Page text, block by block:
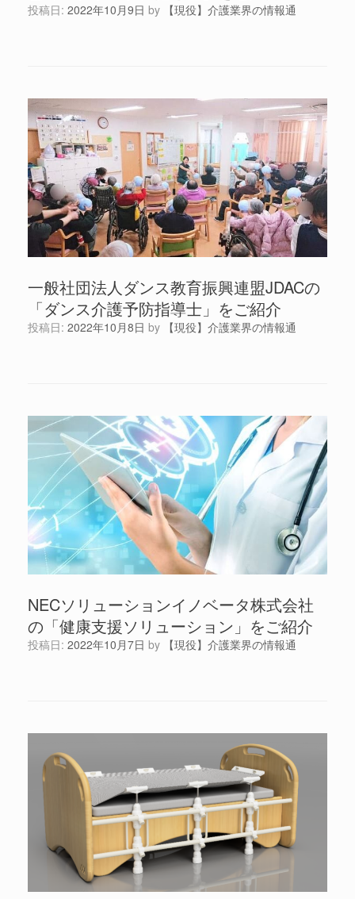
投稿日: 2022年10月9日 by 【現役】介護業界の情報通
一般社団法人ダンス教育振興連盟JDACの
「ダンス介護予防指導士」をご紹介
投稿日: 2022年10月8日 by 【現役】介護業界の情報通
NECソリューションイノベータ株式会社
の「健康支援ソリューション」をご紹介
投稿日: 2022年10月7日 by 【現役】介護業界の情報通